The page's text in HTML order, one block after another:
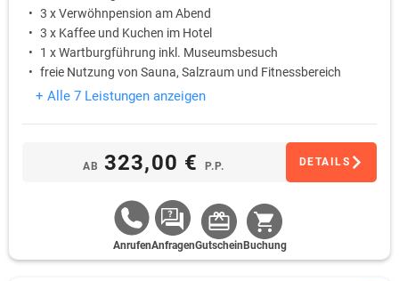
3 x Verwöhnpension am Abend
3 x Kaffee und Kuchen im Hotel
1 x Wartburgführung inkl. Museumsbesuch
freie Nutzung von Sauna, Salzraum und Fitnessbereich
+ Alle 7 Leistungen anzeigen
AB 323,00 € P.P. DETAILS
AnrufenAnfragenGutschein Buchung